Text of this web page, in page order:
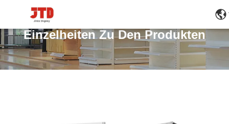
Einzelheiten Zu Den Produkten